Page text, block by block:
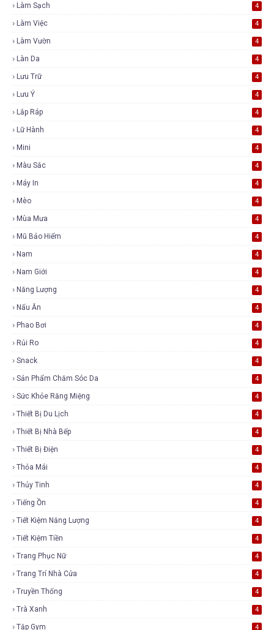
Làm Sạch 4
Làm Việc 4
Làm Vườn 4
Làn Da 4
Lưu Trữ 4
Lưu Ý 4
Lắp Ráp 4
Lữ Hành 4
Mini 4
Màu Sắc 4
Máy In 4
Mèo 4
Mùa Mưa 4
Mũ Bảo Hiểm 4
Nam 4
Nam Giới 4
Năng Lượng 4
Nấu Ăn 4
Phao Bơi 4
Rủi Ro 4
Snack 4
Sản Phẩm Chăm Sóc Da 4
Sức Khỏe Răng Miệng 4
Thiết Bị Du Lịch 4
Thiết Bị Nhà Bếp 4
Thiết Bị Điện 4
Thỏa Mái 4
Thủy Tinh 4
Tiếng Ồn 4
Tiết Kiệm Năng Lượng 4
Tiết Kiệm Tiền 4
Trang Phục Nữ 4
Trang Trí Nhà Cửa 4
Truyền Thống 4
Trà Xanh 4
Tập Gym 4